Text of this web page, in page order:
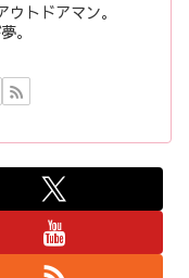
トドアマン。
。